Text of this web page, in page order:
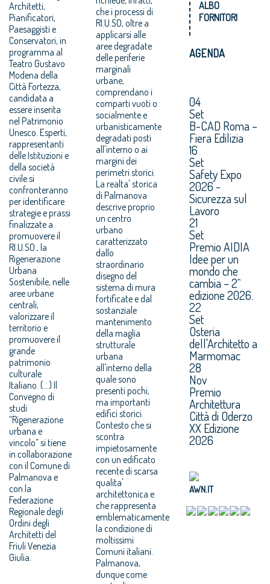
Architetti,
Pianificatori,
Paesaggisti e
Conservatori, in
programma al
Teatro Gustavo
Modena della
Città Fortezza,
candidata a
essere inserita
nel Patrimonio
Unesco. Esperti,
rappresentanti
delle Istituzioni e
della società
civile si
confronteranno
per identificare
strategie e prassi
finalizzate a
promuovere il
RI.U.SO., la
Rigenerazione
Urbana
Sostenibile, nelle
aree urbane
centrali,
valorizzare il
territorio e
promuovere il
grande
patrimonio
culturale
Italiano. (...) Il
Convegno di
studi
“Rigenerazione
urbana e
vincolo” si tiene
in collaborazione
con il Comune di
Palmanova e
con la
Federazione
Regionale degli
Ordini degli
Architetti del
Friuli Venezia
Giulia.
che i processi di
RI.U.SO, oltre a
applicarsi alle
aree degradate
delle periferie
marginali
urbane,
comprendano i
comparti vuoti o
socialmente e
urbanisticamente
degradati posti
all'interno o ai
margini dei
perimetri storici.
La realta' storica
di Palmanova
descrive proprio
un centro
urbano
caratterizzato
dallo
straordinario
disegno del
sistema di mura
fortificate e dal
sostanziale
mantenimento
della maglia
strutturale
urbana
all'interno della
quale sono
presenti pochi,
ma importanti
edifici storici.
Contesto che si
scontra
impietosamente
con un edificato
recente di scarsa
qualita'
architettonica e
che rappresenta
emblematicamente
la condizione di
moltissimi
Comuni italiani.
Palmanova,
dunque come
ALBO
FORNITORI
AGENDA
04
Set
B-CAD Roma –
Fiera Edilizia
16
Set
Safety Expo
2026 -
Sicurezza sul
Lavoro
21
Set
Premio AIDIA
Idee per un
mondo che
cambia – 2^
edizione 2026.
22
Set
Osteria
dell'Architetto a
Marmomac
28
Nov
Premio
Architettura
Città di Oderzo
XX Edizione
2026
AWN.IT